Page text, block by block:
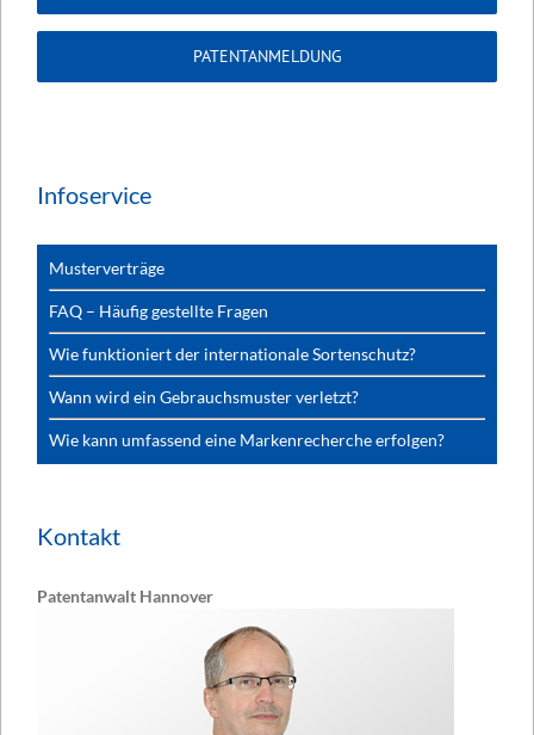
PATENTANMELDUNG
Infoservice
Musterverträge
FAQ – Häufig gestellte Fragen
Wie funktioniert der internationale Sortenschutz?
Wann wird ein Gebrauchsmuster verletzt?
Wie kann umfassend eine Markenrecherche erfolgen?
Kontakt
Patentanwalt Hannover